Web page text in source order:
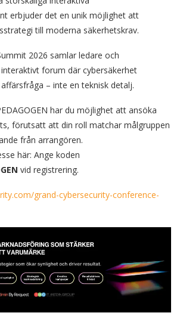
erbjuder det en unik möjlighet att
till moderna säkerhetskrav.
2026 samlar ledare och
forum där cybersäkerhet
– inte en teknisk detalj.
har du möjlighet att ansöka
förutsatt att din roll matchar målgruppen
från arrangören.
här: Ange koden
vid registrering.
grand-cybersecurity-conference-